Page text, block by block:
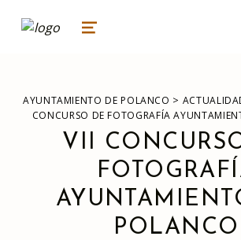
ayuntamiento de
AYUNTAMIENTO DE POLANCO MENU
AYUNTAMIENTO DE POLANCO >
CONCURSO DE FOTOGRAFÍA
VII
POLANCO